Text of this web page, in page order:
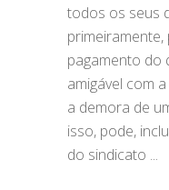
todos os seus
pagamento do
amigável com
a demora de
isso, pode,
do sindicato